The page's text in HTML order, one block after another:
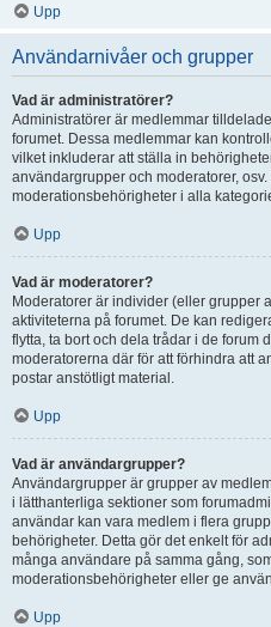
Upp
Användarnivåer och grupper
Vad är administratörer?
Administratörer är medlemmar
forumet. Dessa medlemmar kan
vilket inkluderar att ställa in
användargrupper och moderatorer,
moderationsbehörigheter i alla
Upp
Vad är moderatorer?
Moderatorer är individer (eller grupper
aktiviteterna på forumet. De kan
flytta, ta bort och dela trådar i de forum
moderatorerna där för att förhindra att
postar anstötligt material.
Upp
Vad är användargrupper?
Användargrupper är grupper av
i lätthanterliga sektioner som
användar kan vara medlem i flera
behörigheter. Detta gör det enkelt för
många användare på samma gång,
moderationsbehörigheter eller ge
Upp